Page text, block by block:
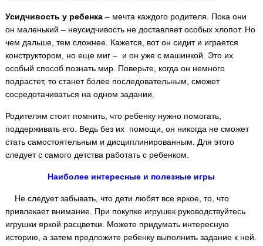
Усидчивость у ребенка– мечта каждого родителя. Пока они
он маленький – неусидчивость не доставляет особых хлопот. Но
чем дальше, тем сложнее. Кажется, вот он сидит и играется
конструктором, но еще миг – и он уже с машинкой. Это их
особый способ познать мир. Поверьте, когда он немного
подрастет, то станет более последовательным, сможет
сосредотачиваться на одном задании.
Родителям стоит помнить, что ребенку нужно помогать,
поддерживать его. Ведь без их помощи, он никогда не сможет
стать самостоятельным и дисциплинированным. Для этого
следует с самого детства работать с ребенком.
Наиболее интересные и полезные игры
Не следует забывать, что дети любят все яркое, то, что
привлекает внимание. При покупке игрушек руководствуйтесь
игрушки яркой расцветки. Можете придумать интересную
историю, а затем предложите ребенку выполнить задание к ней.